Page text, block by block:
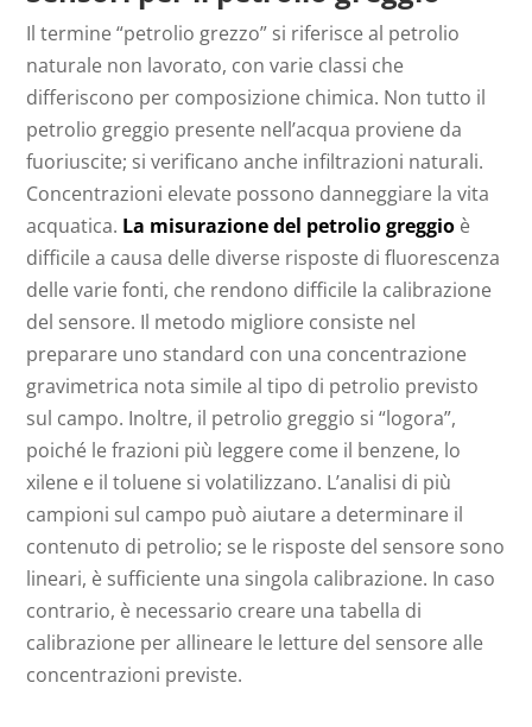
Il termine “petrolio grezzo” si riferisce al petrolio
naturale non lavorato, con varie classi che
differiscono per composizione chimica. Non tutto il
petrolio greggio presente nell’acqua proviene da
fuoriuscite; si verificano anche infiltrazioni naturali.
Concentrazioni elevate possono danneggiare la vita
acquatica. La misurazione del petrolio greggio è
difficile a causa delle diverse risposte di fluorescenza
delle varie fonti, che rendono difficile la calibrazione
del sensore. Il metodo migliore consiste nel
preparare uno standard con una concentrazione
gravimetrica nota simile al tipo di petrolio previsto
sul campo. Inoltre, il petrolio greggio si “logora”,
poiché le frazioni più leggere come il benzene, lo
xilene e il toluene si volatilizzano. L’analisi di più
campioni sul campo può aiutare a determinare il
contenuto di petrolio; se le risposte del sensore sono
lineari, è sufficiente una singola calibrazione. In caso
contrario, è necessario creare una tabella di
calibrazione per allineare le letture del sensore alle
concentrazioni previste.